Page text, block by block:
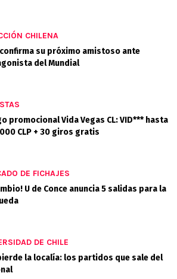
CHILENA
su próximo amistoso ante
del Mundial
promocional Vida Vegas CL: VID*** hasta
CLP + 30 giros gratis
DE FICHAJES
U de Conce anuncia 5 salidas para la
DE CHILE
la localía: los partidos que sale del